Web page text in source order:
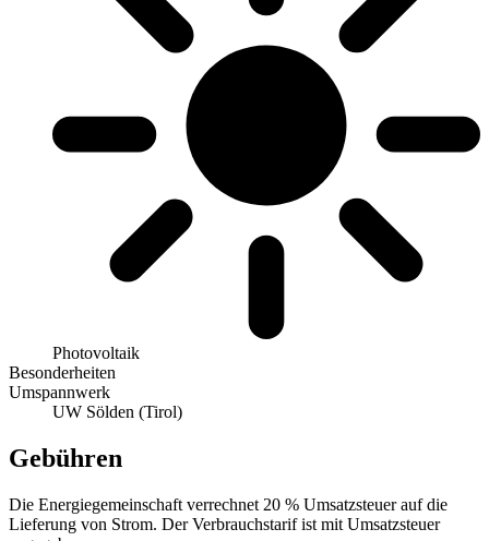
Photovoltaik
Besonderheiten
Umspannwerk
UW Sölden (Tirol)
Gebühren
Die Energiegemeinschaft verrechnet 20 % Umsatzsteuer auf die
Lieferung von Strom. Der Verbrauchstarif ist mit Umsatzsteuer